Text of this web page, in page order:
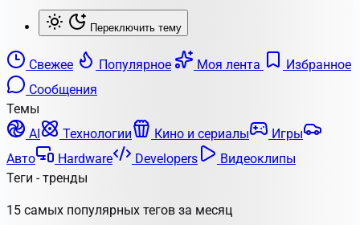
Переключить тему
Свежее Популярное Моя лента
Избранное
Сообщения
Темы
AI
Технологии Кино и сериалы
Игры
Авто
Hardware Developers
Видеоклипы
Теги - тренды
15 самых популярных тегов за месяц